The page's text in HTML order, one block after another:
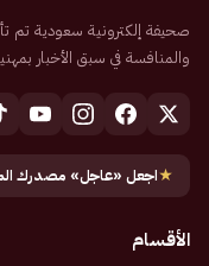
والمنافسة في سبق الأخبار
★اجعل «عاجل» مصدرك
الأقسام